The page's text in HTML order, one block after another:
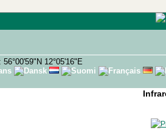
12°05'16"E